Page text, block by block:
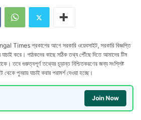
Times প্রকাশের আগে সরকারি ওয়েবসাইট, সরকারি বিজ্ঞপ্তি
করে। পাঠকদের কাছে সঠিক তথ্য পৌঁছে দিতে আমাদের টিম
তবে গুরুত্বপূর্ণ তথ্যের চূড়ান্ত নিশ্চিতকরণের জন্য সংশ্লিষ্ট
থেকে পুনরায় যাচাই করার পরামর্শ দেওয়া হচ্ছে।
Join Now